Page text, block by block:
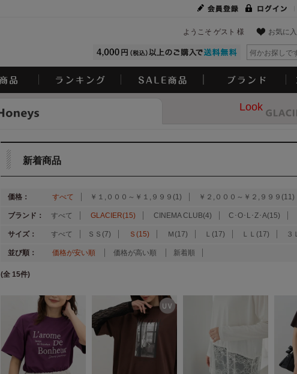
お気に入
ようこそ ゲスト 様
Look
新着商品
価格： すべて ￥１,０００～￥１,９９９(1) ￥２,０００～￥２,９９９(11)
ブランド： すべて GLACIER(15) CINEMA CLUB(4) C･O･L･Z･A(15)
サイズ： すべて ＳＳ(7) Ｓ(15) Ｍ(17) Ｌ(17) ＬＬ(17) ３
並び順： 価格が安い順 価格が高い順 新着順
(全 15件)